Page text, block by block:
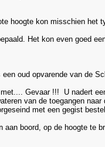
hoogte kon misschien het
Het kon even goed
oud opvarende van de
Gevaar !!! U nadert
van de toegangen naar
met een gegist
boord, op de hoogte te